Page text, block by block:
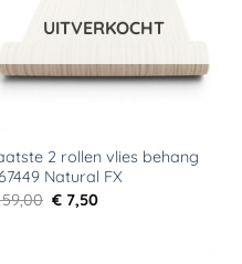
UITVERKOCHT
2 rollen vlies behang
Natural FX
Oorspronkelijke
prijs
€ 7,50Huidige